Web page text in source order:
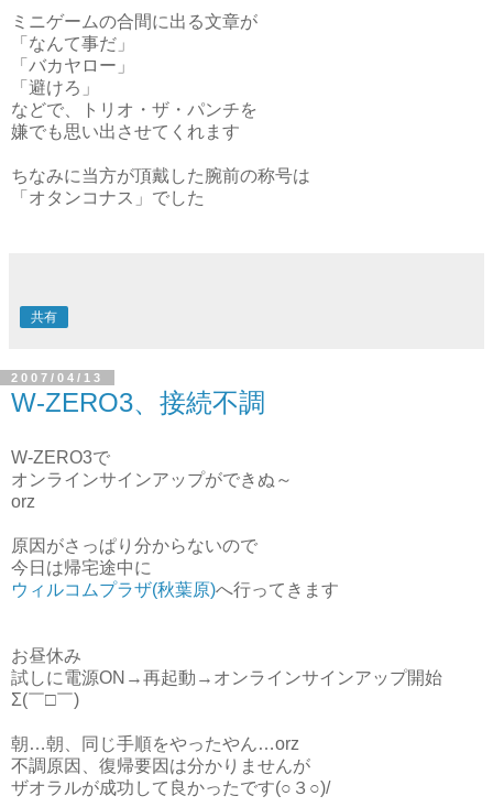
ミニゲームの合間に出る文章が
「なんて事だ」
「バカヤロー」
「避けろ」
などで、トリオ・ザ・パンチを
ちなみに当方が頂戴した腕前の称号は
2007/04/13
W-ZERO3で
オンラインサインアップができぬ～
原因がさっぱり分からないので
今日は帰宅途中に
お昼休み
試しに電源ON→再起動→オンラインサインアップ開始
朝…朝、同じ手順をやったやん…orz
不調原因、復帰要因は分かりませんが